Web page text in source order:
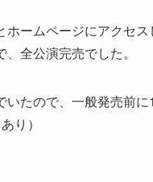
ームページにアクセ
全公演完売でした。
たので、一般発売前
り）